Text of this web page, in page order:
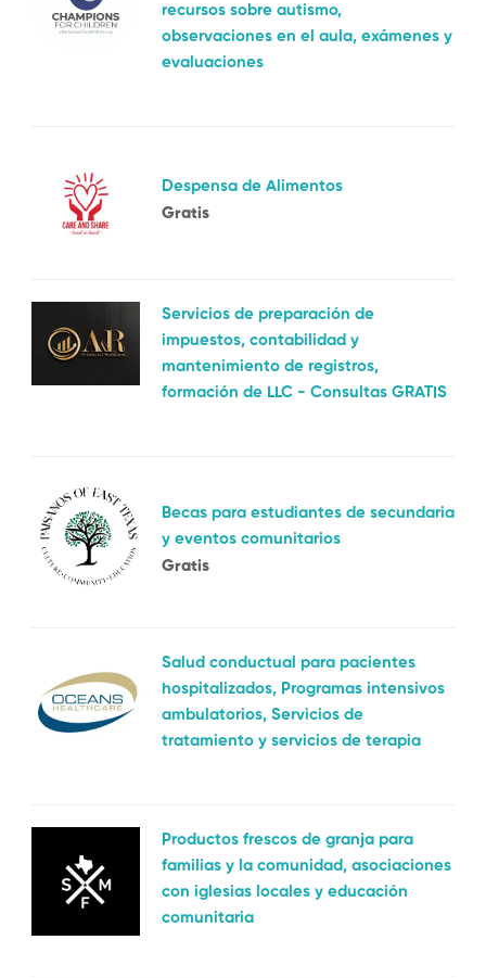
recursos sobre autismo,
observaciones en el aula, exámenes y
evaluaciones
Despensa de Alimentos
Gratis
Servicios de preparación de
impuestos, contabilidad y
mantenimiento de registros,
formación de LLC - Consultas GRATIS
Becas para estudiantes de secundaria
y eventos comunitarios
Gratis
Salud conductual para pacientes
hospitalizados, Programas intensivos
ambulatorios, Servicios de
tratamiento y servicios de terapia
Productos frescos de granja para
familias y la comunidad, asociaciones
con iglesias locales y educación
comunitaria